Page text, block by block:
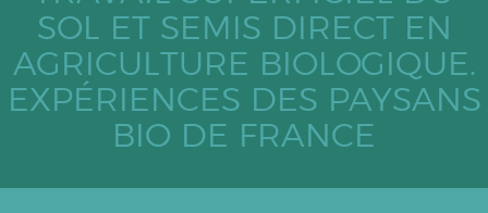
Grandes cultures
Fruits
Légumes
Viticulture
SOL ET SEMIS DIRECT EN
AGRICULTURE BIOLOGIQUE.
EXPÉRIENCES DES PAYSANS
BIO DE FRANCE